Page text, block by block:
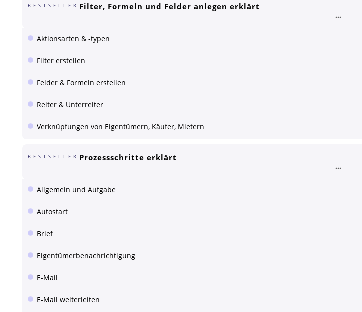
BESTSELLER Filter, Formeln und Felder anlegen erklärt
Aktionsarten & -typen
Filter erstellen
Felder & Formeln erstellen
Reiter & Unterreiter
Verknüpfungen von Eigentümern, Käufer, Mietern
BESTSELLER Prozessschritte erklärt
Allgemein und Aufgabe
Autostart
Brief
Eigentümerbenachrichtigung
E-Mail
E-Mail weiterleiten